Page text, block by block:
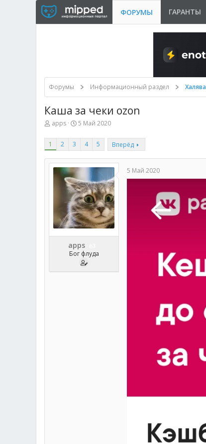
ФОРУМЫ ГАРАНТЫ
Форумы Информационный раздел Халява
Каша за чеки ozon
А
т
т
е
м
apps
Д
т
а
ч
а
л
а
5 Май 2020
1 2 3 4 5 Вперёд
apps
Бог флуда
5 Май 2020